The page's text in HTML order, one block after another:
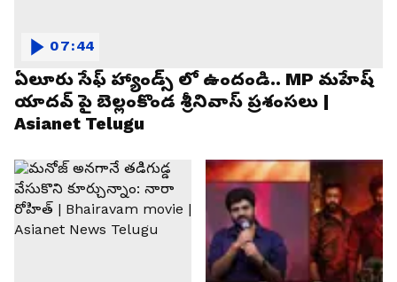
ఏలూరు సేఫ్ హ్యాండ్స్ లో ఉందండి.. MP మహేష్
యాదవ్ పై బెల్లంకొండ శ్రీనివాస్ ప్రశంసలు |
Asianet Telugu
07:44